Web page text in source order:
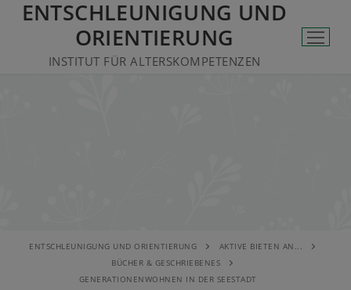
ENTSCHLEUNIGUNG UND
ORIENTIERUNG
INSTITUT FÜR ALTERSKOMPETENZEN
ENTSCHLEUNIGUNG UND ORIENTIERUNG
AKTIVE BIETEN AN...
BÜCHER & GESCHRIEBENES
GENERATIONENWOHNEN IN DER SEESTADT